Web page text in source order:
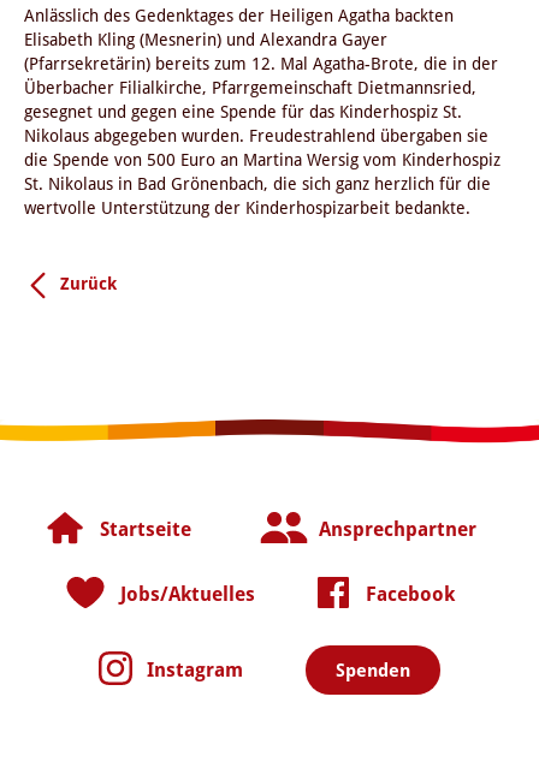
Anlässlich des Gedenktages der Heiligen Agatha backten
Elisabeth Kling (Mesnerin) und Alexandra Gayer
(Pfarrsekretärin) bereits zum 12. Mal Agatha-Brote, die in der
Überbacher Filialkirche, Pfarrgemeinschaft Dietmannsried,
gesegnet und gegen eine Spende für das Kinderhospiz St.
Nikolaus abgegeben wurden. Freudestrahlend übergaben sie
die Spende von 500 Euro an Martina Wersig vom Kinderhospiz
St. Nikolaus in Bad Grönenbach, die sich ganz herzlich für die
wertvolle Unterstützung der Kinderhospizarbeit bedankte.
Zurück
Startseite Ansprechpartner
Jobs/Aktuelles Facebook
Instagram Spenden